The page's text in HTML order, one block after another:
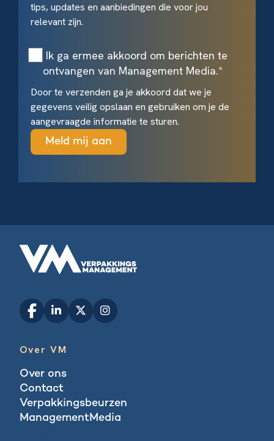
tips, updates en aanbiedingen die voor jou
relevant zijn.
Ik ga ermee akkoord om berichten te
ontvangen van Management Media.*
Door te verzenden ga je akkoord dat we je
gegevens veilig opslaan en gebruiken om je de
aangevraagde informatie te sturen.
Over VM
Over ons
Contact
Verpakkingsbeurzen
ManagementMedia